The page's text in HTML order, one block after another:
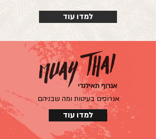
למדו עוד
אגרופים בעיטות ומה שבניהם
למדו עוד